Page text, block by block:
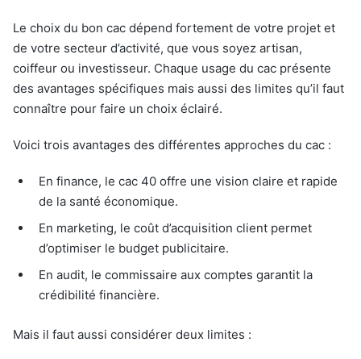
Le choix du bon cac dépend fortement de votre projet et
de votre secteur d’activité, que vous soyez artisan,
coiffeur ou investisseur. Chaque usage du cac présente
des avantages spécifiques mais aussi des limites qu’il faut
connaître pour faire un choix éclairé.
Voici trois avantages des différentes approches du cac :
En finance, le cac 40 offre une vision claire et rapide
de la santé économique.
En marketing, le coût d’acquisition client permet
d’optimiser le budget publicitaire.
En audit, le commissaire aux comptes garantit la
crédibilité financière.
Mais il faut aussi considérer deux limites :